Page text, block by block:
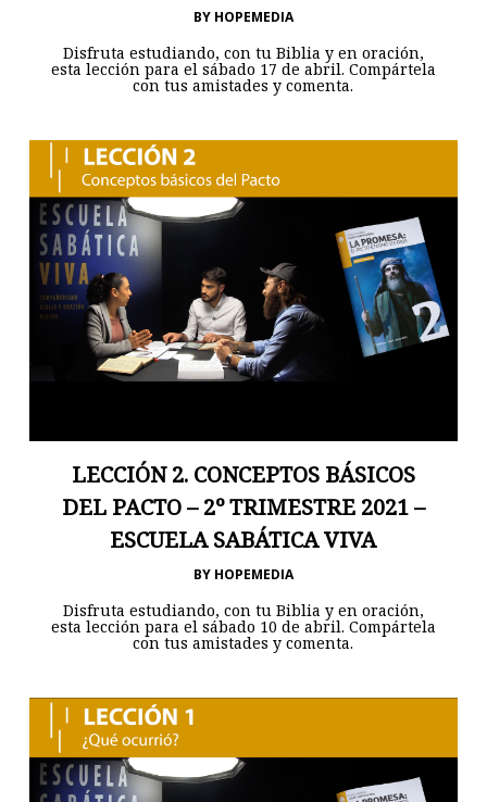
BY HOPEMEDIA
Disfruta estudiando, con tu Biblia y en oración,
esta lección para el sábado 17 de abril. Compártela
con tus amistades y comenta.
LECCIÓN 2. CONCEPTOS BÁSICOS
DEL PACTO – 2º TRIMESTRE 2021 –
ESCUELA SABÁTICA VIVA
BY HOPEMEDIA
Disfruta estudiando, con tu Biblia y en oración,
esta lección para el sábado 10 de abril. Compártela
con tus amistades y comenta.